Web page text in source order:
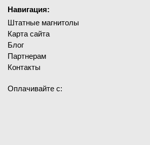
Навигация:
Штатные магнитолы
Карта сайта
Блог
Партнерам
Контакты
Оплачивайте с: